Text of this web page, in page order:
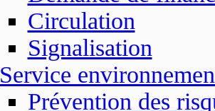
Circulation
Signalisation
Service
Prévention des